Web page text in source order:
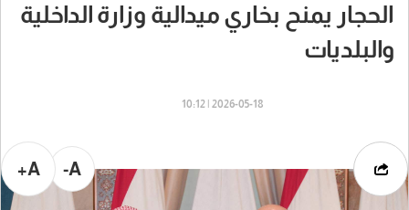
الحجار يمنح بخاري ميدالية وزارة الداخلية
والبلديات
2026-05-18 | 10:12
A-
A+